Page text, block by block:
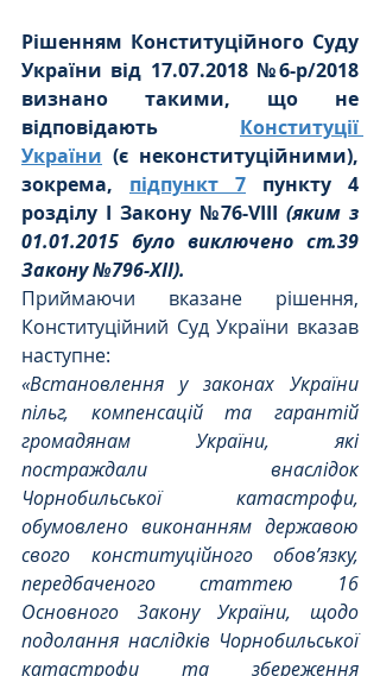
Рішенням Конституційного Суду
визнано такими, що не
відповідають Конституції
України (є неконституційними),
зокрема, підпункт 7 пункту 4
розділу I Закону №76-VIII (яким з
Закону №796-ХІІ).
Приймаючи вказане рішення,
Конституційний Суд України вказав
наступне:
«Встановлення у законах України
пільг, компенсацій та гарантій
громадянам України, які
постраждали внаслідок
Чорнобильської катастрофи,
обумовлено виконанням державою
свого конституційного обов’язку,
передбаченого статтею 16
Основного Закону України, щодо
подолання наслідків Чорнобильської
катастрофи та збереження